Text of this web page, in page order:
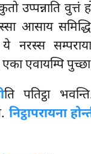
उप्पन्नाति वुत्तं
आसाय
नरस्स
एका एवायम्पि
ति पतिट्ठा
निट्ठापरायना